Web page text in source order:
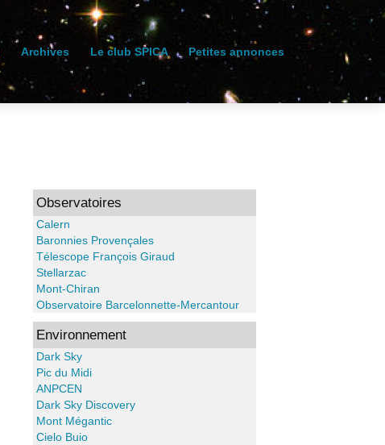
Archives Le club SPICA Petites annonces
Observatoires
Calern
Baronnies Provençales
Télescope François Giraud
Stellarzac
Mont-Chiran
Observatoire Barcelonnette-Mercantour
Environnement
Dark Sky
Pic du Midi
ANPCEN
Dark Sky Discovery
Mont Mégantic
Cielo Buio